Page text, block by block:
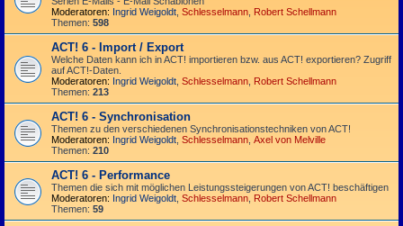
Moderatoren: Ingrid Weigoldt Schlesselmann Robert Schellmann
Themen: 598
ACT! 6 - Import / Export
Welche Daten kann ich in ACT! importieren bzw. aus ACT! exportieren? Zugriff
auf ACT!-Daten.
Moderatoren: Ingrid Weigoldt Schlesselmann Robert Schellmann
Themen: 213
ACT! 6 - Synchro­nisation
Themen zu den verschiedenen Synchro­nisations­­techniken von ACT!
Moderatoren: Ingrid Weigoldt Schlesselmann Axel von Melville
Themen: 210
ACT! 6 - Performance
Themen die sich mit möglichen Leistungssteigerungen von ACT! beschäftigen
Moderatoren: Ingrid Weigoldt Schlesselmann Robert Schellmann
Themen: 59